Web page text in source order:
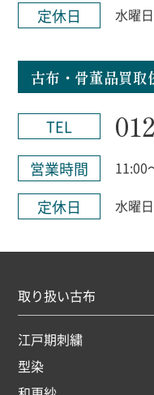
定休日 水曜
古布・骨董品買取
TEL
営業時間 11:00
定休日 水曜
取り扱い古布
江戸期刺繍
型染